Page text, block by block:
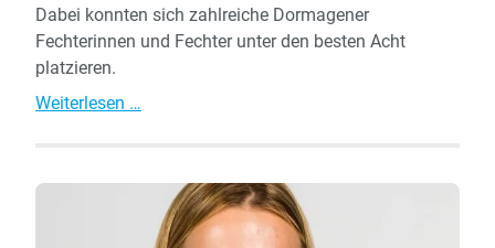
Dabei konnten sich zahlreiche Dormagener
Fechterinnen und Fechter unter den besten Acht
platzieren.
Weiterlesen …
Doppelsieg
die